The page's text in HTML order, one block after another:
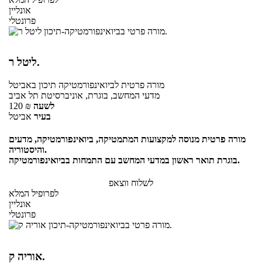
אונליין
פרונטלי
ליטל ר.
מורה פרטית לביואינפורמטיקה תיכון באביטל
מדעי המחשב, בוגרת, אוניברסיטת תל אביב
120 ₪ לשעה
בעיר אביטל
מורה פרטית מנוסה למקצועות המתמטיקה, ביואינפורמטיקה, מדעים
והיסטוריה.
בוגרת תואר ראשון במדעי המחשב עם התמחות בביואינפורמטיקה.
לשלוח ווצאפ
לפרופיל המלא
אונליין
פרונטלי
אוריה ק.